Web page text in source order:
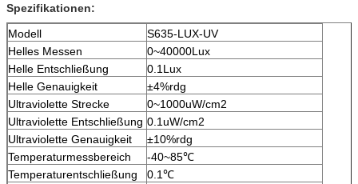
Spezifikationen:
Modell
S635-LUX-UV
Helles Messen
0~40000Lux
Helle Entschließung
0.1Lux
Helle Genauigkeit
±4%rdg
Ultraviolette Strecke
0~1000uW/cm2
Ultraviolette Entschließung 0.1uW/cm2
Ultraviolette Genauigkeit
±10%rdg
Temperaturmessbereich
-40~85℃
Temperaturentschließung
0.1℃